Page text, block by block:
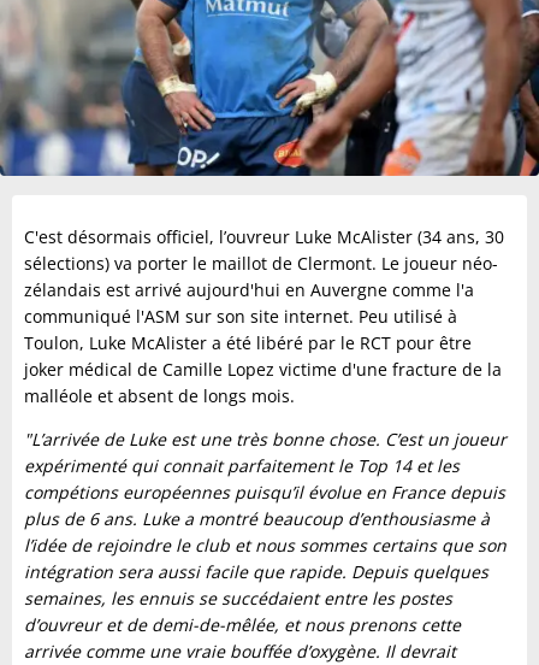
C'est désormais officiel, l’ouvreur Luke McAlister (34 ans, 30
sélections) va porter le maillot de Clermont. Le joueur néo-
zélandais est arrivé aujourd'hui en Auvergne comme l'a
communiqué l'ASM sur son site internet. Peu utilisé à
Toulon, Luke McAlister a été libéré par le RCT pour être
joker médical de Camille Lopez victime d'une fracture de la
malléole et absent de longs mois.
"L’arrivée de Luke est une très bonne chose. C’est un joueur
expérimenté qui connait parfaitement le Top 14 et les
compétions européennes puisqu’il évolue en France depuis
plus de 6 ans. Luke a montré beaucoup d’enthousiasme à
l’idée de rejoindre le club et nous sommes certains que son
intégration sera aussi facile que rapide. Depuis quelques
semaines, les ennuis se succédaient entre les postes
d’ouvreur et de demi-de-mêlée, et nous prenons cette
arrivée comme une vraie bouffée d’oxygène. Il devrait